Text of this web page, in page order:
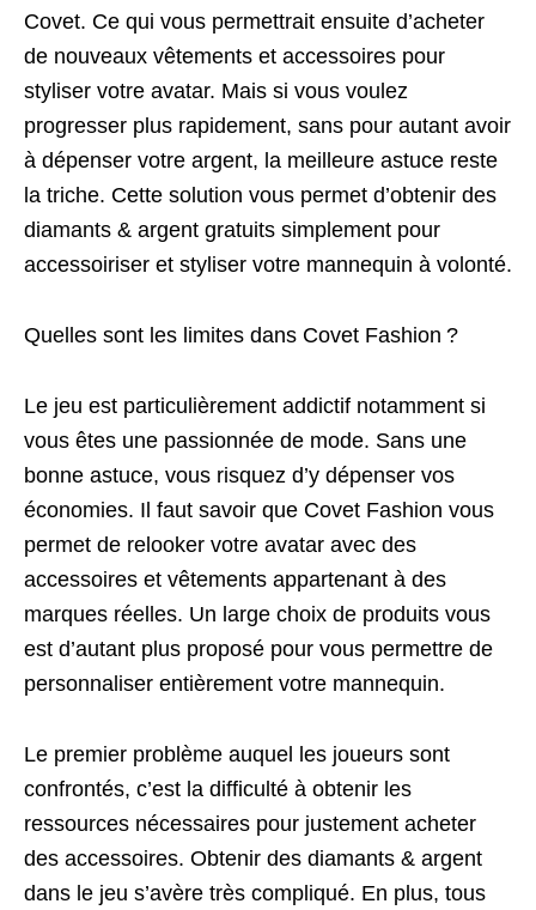
Covet. Ce qui vous permettrait ensuite d’acheter
de nouveaux vêtements et accessoires pour
styliser votre avatar. Mais si vous voulez
progresser plus rapidement, sans pour autant avoir
à dépenser votre argent, la meilleure astuce reste
la triche. Cette solution vous permet d’obtenir des
diamants & argent gratuits simplement pour
accessoiriser et styliser votre mannequin à volonté.
Quelles sont les limites dans Covet Fashion ?
Le jeu est particulièrement addictif notamment si
vous êtes une passionnée de mode. Sans une
bonne astuce, vous risquez d’y dépenser vos
économies. Il faut savoir que Covet Fashion vous
permet de relooker votre avatar avec des
accessoires et vêtements appartenant à des
marques réelles. Un large choix de produits vous
est d’autant plus proposé pour vous permettre de
personnaliser entièrement votre mannequin.
Le premier problème auquel les joueurs sont
confrontés, c’est la difficulté à obtenir les
ressources nécessaires pour justement acheter
des accessoires. Obtenir des diamants & argent
dans le jeu s’avère très compliqué. En plus, tous